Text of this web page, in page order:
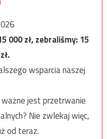
000zł, zebraliśmy:15
zł.
wsparcia naszej
jest przetrwanie
Nie zwlekaj więc,
od teraz.